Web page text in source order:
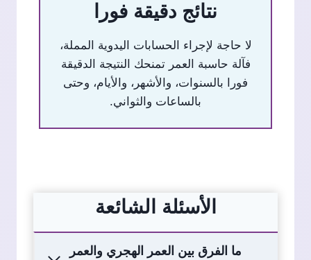
نتائج دقيقة فورا
لا حاجة لإجراء الحسابات اليدوية المملة،
فآلة حاسبة العمر تمنحك النتيجة الدقيقة
فورا بالسنوات، والأشهر، والأيام، وحتى
بالساعات والثواني.
الأسئلة الشائعة
ما الفرق بين العمر الهجري والعمر